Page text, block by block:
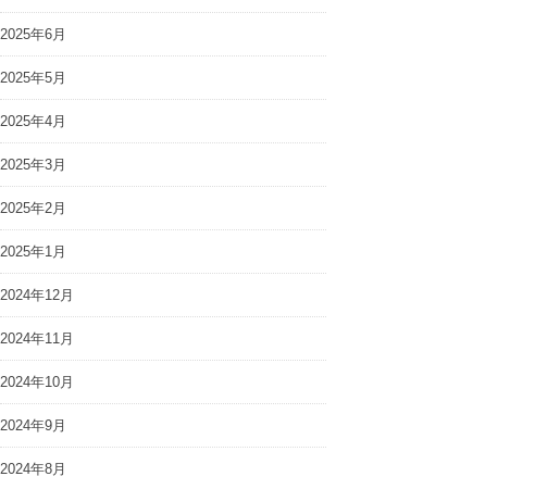
2025年6月
2025年5月
2025年4月
2025年3月
2025年2月
2025年1月
2024年12月
2024年11月
2024年10月
2024年9月
2024年8月